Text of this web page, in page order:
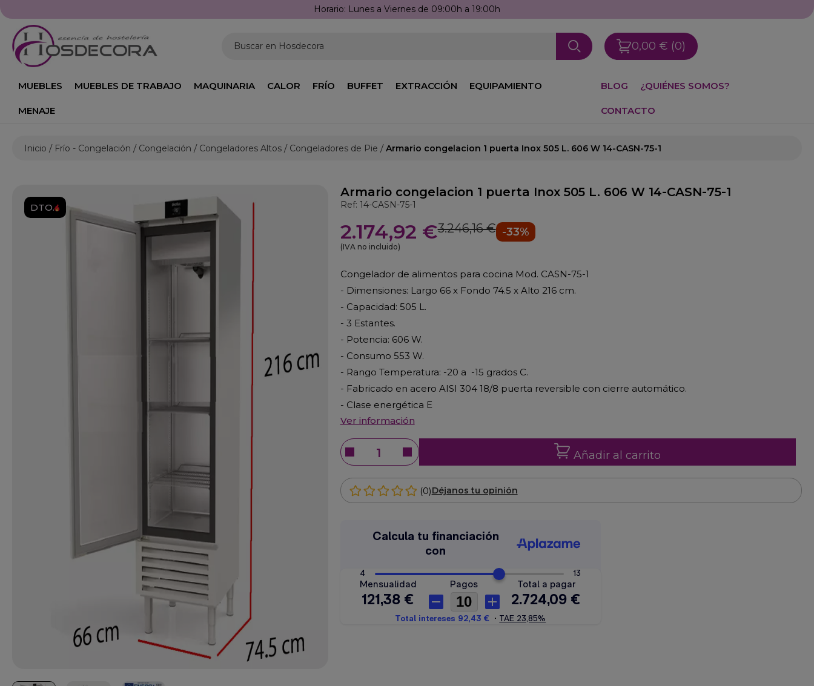
Buscar en Hosdecora 0,00 € (0)
MUEBLES MUEBLES DE TRABAJO MAQUINARIA CALOR FRÍO BUFFET EXTRACCIÓN EQUIPAMIENTO
MENAJE
BLOG ¿QUIÉNES SOMOS?
CONTACTO
Inicio Frío - Congelación Congelación Congeladores Altos Congeladores de Pie Armario congelacion 1 puerta Inox 505 L. 606 W 14-CASN-75-1
DTO.
Armario congelacion 1 puerta Inox 505 L. 606 W 14-CASN-75-1
Ref: 14-CASN-75-1
2.174,92 €3.246,16 € -33%
(IVA no incluido)
Congelador de alimentos para cocina Mod. CASN-75-1
- Dimensiones: Largo 66 x Fondo 74.5 x Alto 216 cm.
- Capacidad: 505 L.
- 3 Estantes.
- Potencia: 606 W.
- Consumo 553 W.
- Rango Temperatura: -20 a -15 grados C.
- Fabricado en acero AISI 304 18/8 puerta reversible con cierre automático.
- Clase energética E
Ver información
Añadir al carrito
(0)Déjanos tu opinión